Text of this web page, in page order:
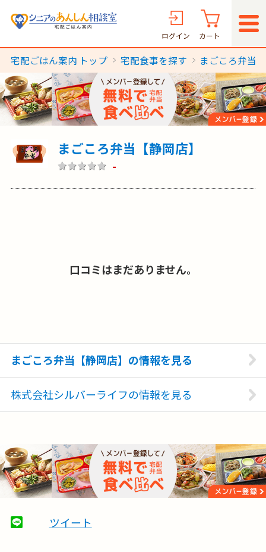
ログイン カート
宅配ごはん案内 トップ 宅配食事を探す まごころ弁当
まごころ弁当【静岡店】
-
口コミはまだありません。
まごころ弁当【静岡店】の情報を見る
株式会社シルバーライフの情報を見る
ツイート